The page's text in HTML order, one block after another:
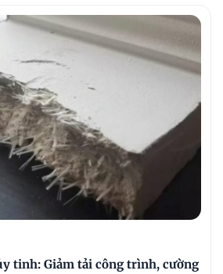
tinh: Giảm tải công trình, cường